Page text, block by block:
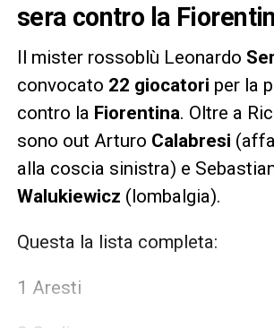
sera contro la
Il mister rossoblù Leonardo
convocato 22 giocatori per la
contro la Fiorentina. Oltre a
sono out Arturo Calabresi
alla coscia sinistra) e
Walukiewicz (lombalgia).
Questa la lista completa:
1 Aresti